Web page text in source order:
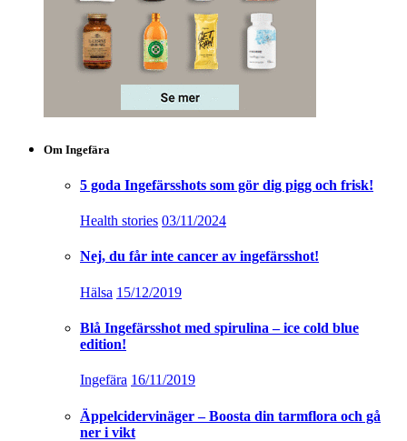
Om Ingefära
5 goda Ingefärsshots som gör dig pigg och frisk!
Health stories 03/11/2024
Nej, du får inte cancer av ingefärsshot!
Hälsa 15/12/2019
Blå Ingefärsshot med spirulina – ice cold blue
edition!
Ingefära 16/11/2019
Äppelcidervinäger – Boosta din tarmflora och gå
ner i vikt